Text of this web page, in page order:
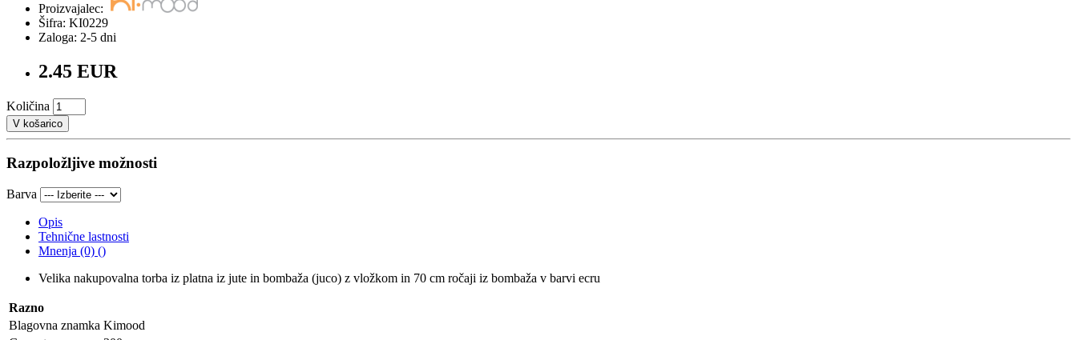
Proizvajalec:
Šifra: KI0229
Zaloga: 2-5 dni
2.45 EUR
Količina
V košarico
Razpoložljive možnosti
Barva
Opis
Tehnične lastnosti
Mnenja (0) ()
Velika nakupovalna torba iz platna iz jute in bombaža (juco) z vložkom in 70 cm ročaji iz bombaža v barvi ecru
Razno
Blagovna znamka Kimood